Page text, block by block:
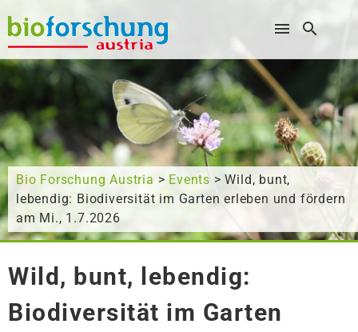
Wonach suchen Sie?
Bio Forschung Austria > Events > Wild, bunt,
lebendig: Biodiversität im Garten erleben und fördern
am Mi., 1.7.2026
Wild, bunt, lebendig:
Biodiversität im Garten